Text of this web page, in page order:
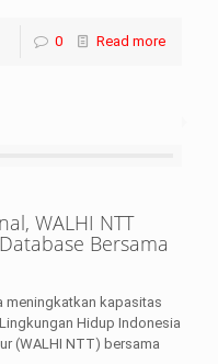
0 Read more
WALHI NTT
Bersama
meningkatkan kapasitas
Hidup Indonesia
(WALHI NTT) bersama